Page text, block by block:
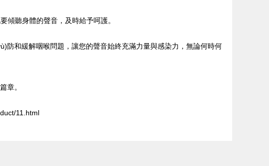
傾聽身體的聲音，及時給予呵護。
防和緩解咽喉問題，讓您的聲音始終充滿力量與感染力，無論何時何
章。
11.html